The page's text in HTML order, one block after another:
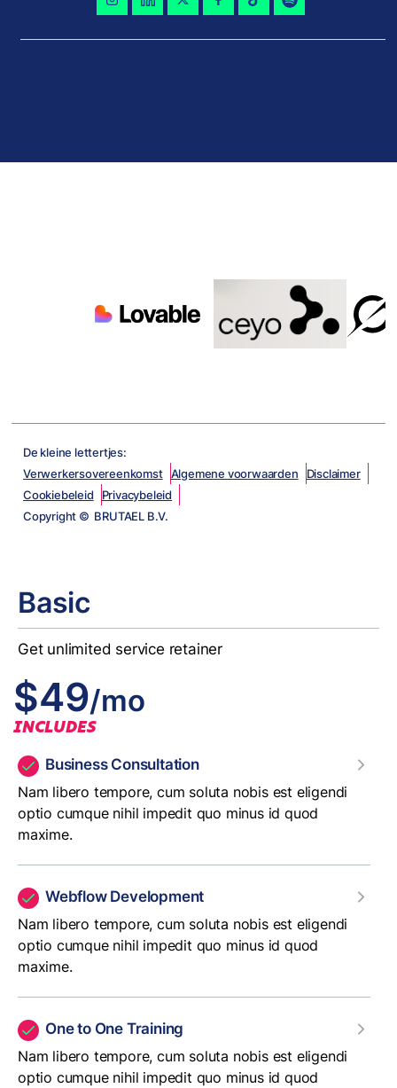
De kleine lettertjes:
Verwerkersovereenkomst Algemene voorwaarden
Disclaimer
Cookiebeleid
Privacybeleid
Copyright © BRUTAEL B.V.
Basic
Get unlimited service retainer
$49/mo
INCLUDES
Business Consultation
Nam libero tempore, cum soluta nobis est eligendi
optio cumque nihil impedit quo minus id quod
maxime.
Webflow Development
Nam libero tempore, cum soluta nobis est eligendi
optio cumque nihil impedit quo minus id quod
maxime.
One to One Training
Nam libero tempore, cum soluta nobis est eligendi
optio cumque nihil impedit quo minus id quod